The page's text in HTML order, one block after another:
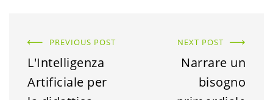
PREVIOUS POST
L'Intelligenza
Artificiale per
NEXT POST
Narrare un
bisogno